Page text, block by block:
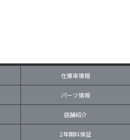
在庫車情報
パーツ情報
店舗紹介
2年無料保証